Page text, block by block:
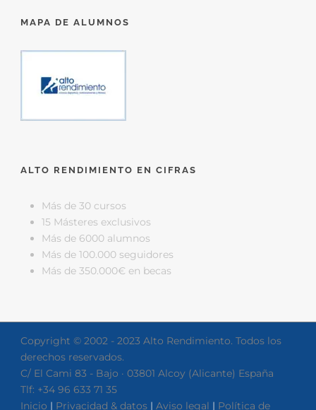
MAPA DE ALUMNOS
ALTO RENDIMIENTO EN CIFRAS
Más de 30 cursos
15 Másteres exclusivos
Más de 6000 alumnos
Más de 100.000 seguidores
Más de 350.000€ en becas
Copyright © 2002 - 2023 Alto Rendimiento. Todos los
derechos reservados.
C/ El Cami 83 - Bajo · 03801 Alcoy (Alicante) España
Tlf: +34 96 633 71 35
Inicio | Privacidad & datos | Aviso legal | Política de